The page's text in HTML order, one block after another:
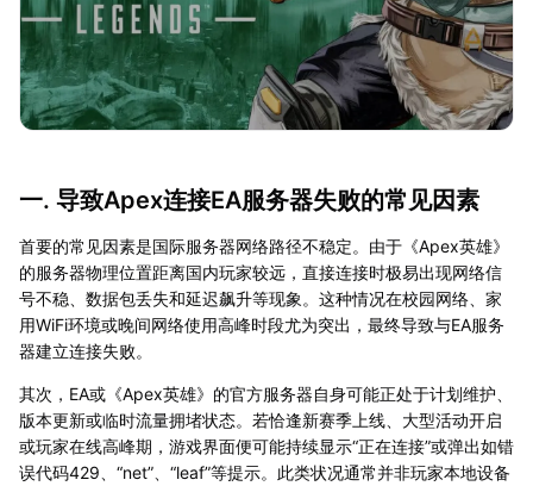
一. 导致Apex连接EA服务器失败的常见因素
首要的常见因素是国际服务器网络路径不稳定。由于《Apex英雄》
的服务器物理位置距离国内玩家较远，直接连接时极易出现网络信
号不稳、数据包丢失和延迟飙升等现象。这种情况在校园网络、家
用WiFi环境或晚间网络使用高峰时段尤为突出，最终导致与EA服务
器建立连接失败。
其次，EA或《Apex英雄》的官方服务器自身可能正处于计划维护、
版本更新或临时流量拥堵状态。若恰逢新赛季上线、大型活动开启
或玩家在线高峰期，游戏界面便可能持续显示“正在连接”或弹出如错
误代码429、“net”、“leaf”等提示。此类状况通常并非玩家本地设备